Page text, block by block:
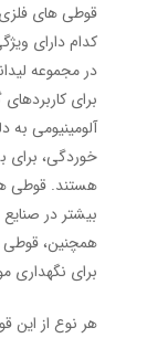
قوطی‌ های
کدام دارای
در مجموعه
برای
آلومینیومی به
خوردگی، برای
هستند. قوطی
بیشتر در
همچنین،
برای نگهداری
هر نوع از این